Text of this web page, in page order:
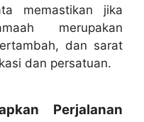
memastikan jika
merupakan
dan sarat
dan persatuan.
Perjalanan